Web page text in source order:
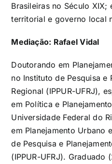
Brasileiras no Século XIX;
territorial e governo local
Mediação: Rafael Vidal
Doutorando em
no Instituto de Pesquisa e
Regional (IPPUR-UFRJ),
em Política e
Universidade Federal do
em Planejamento Urbano
de Pesquisa e
(IPPUR-UFRJ). Graduado